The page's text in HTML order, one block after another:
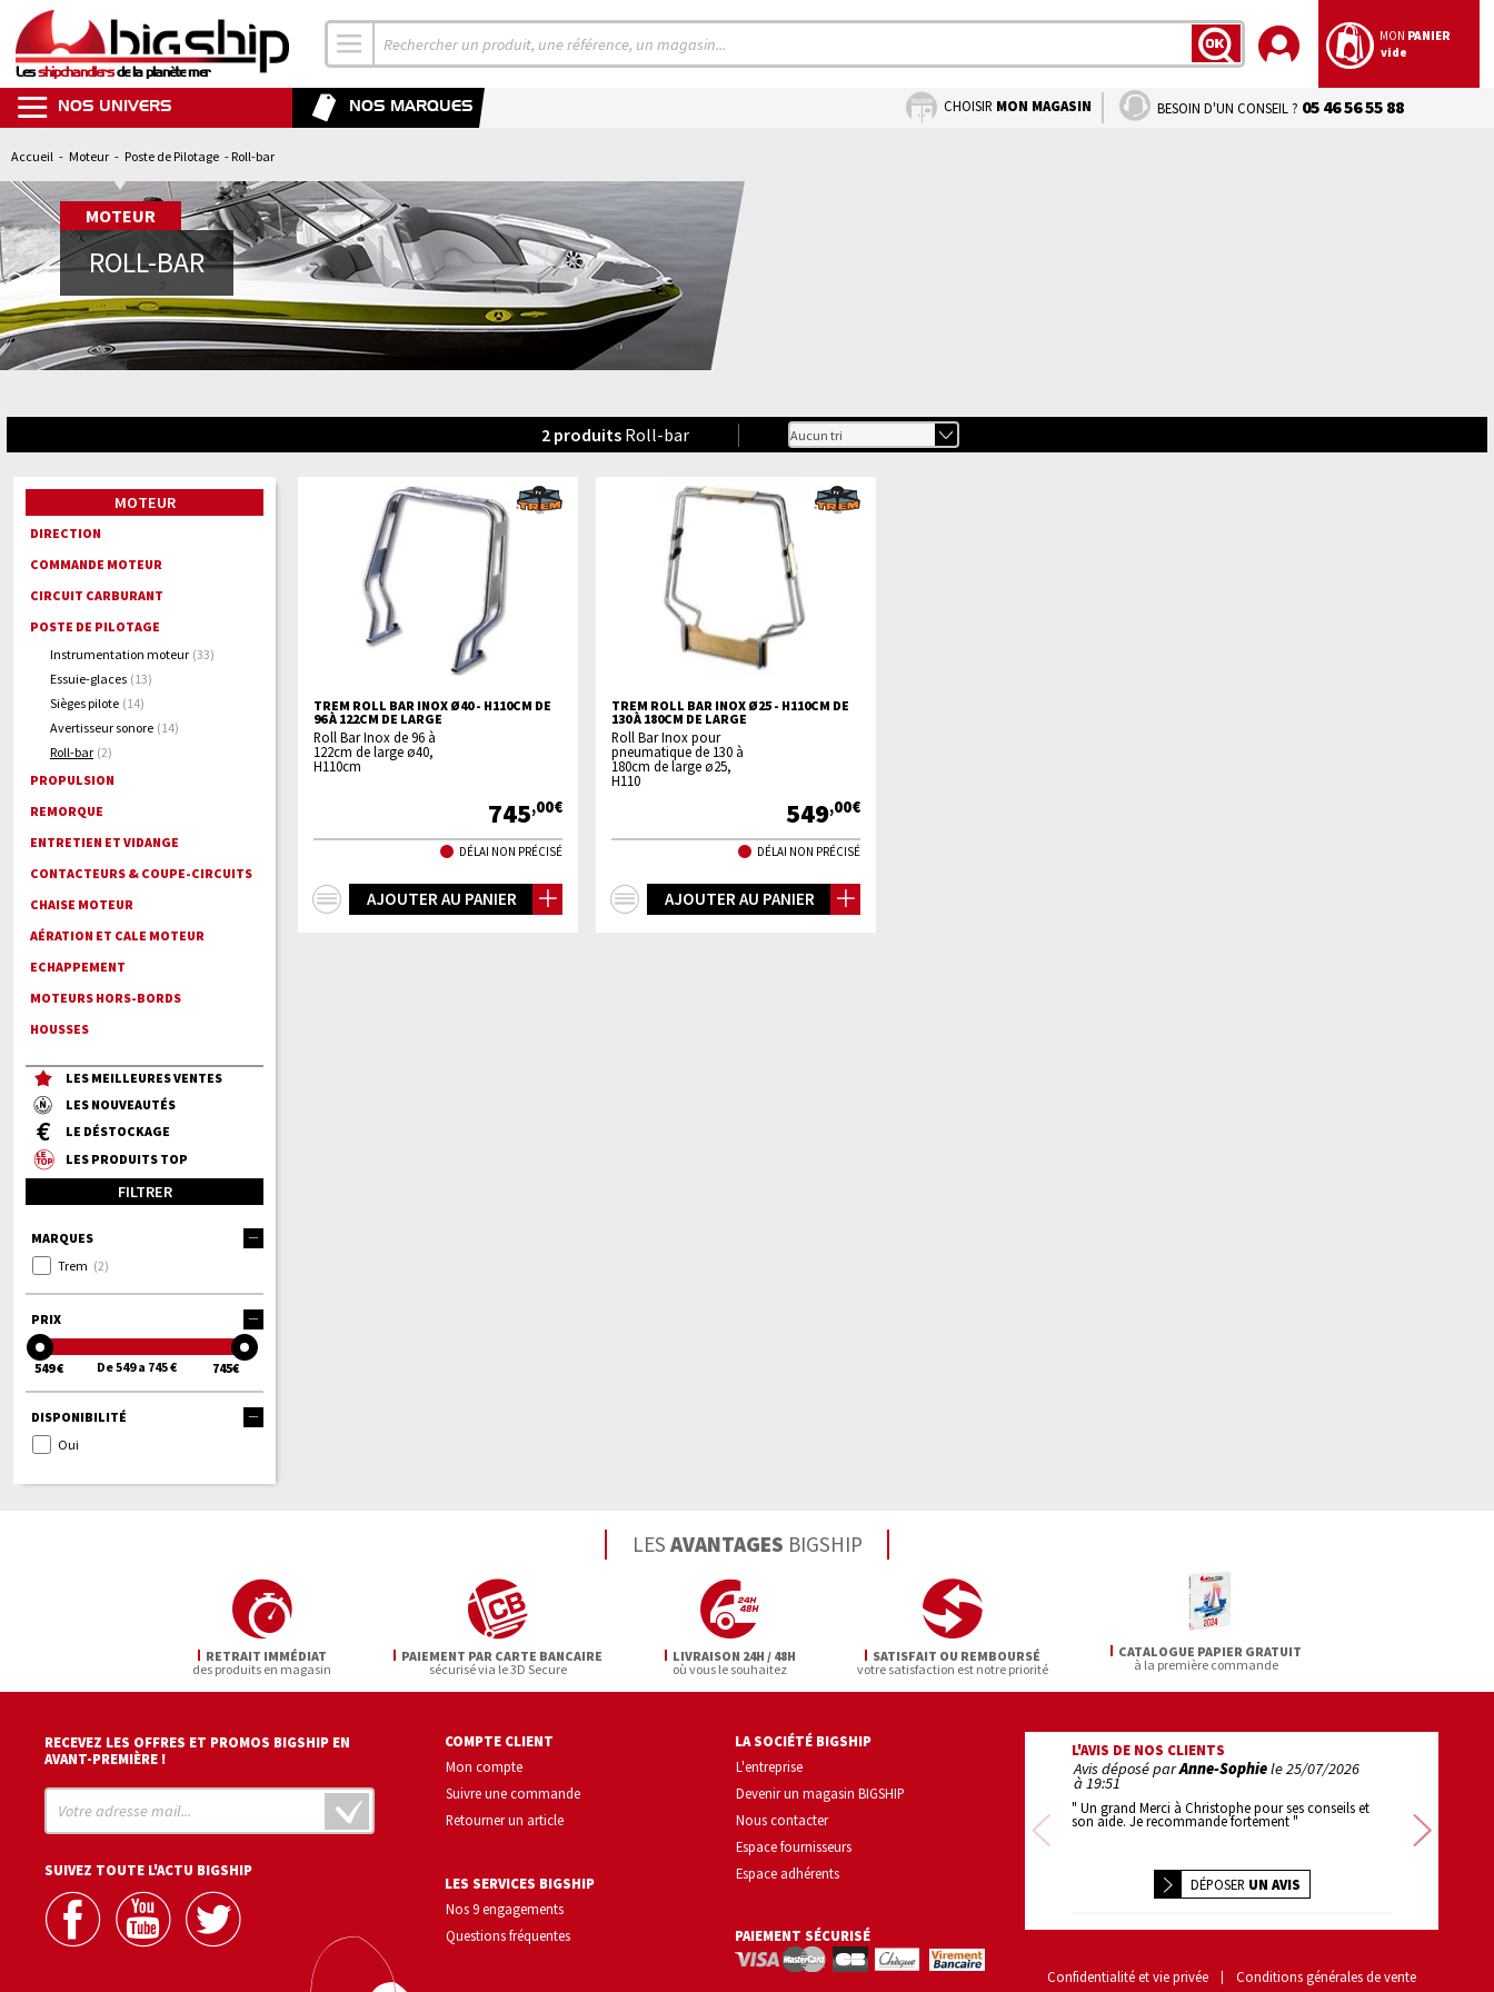
Lesshipchandlersde la planète mer
LANCER
MON PANIER
vide
NOS UNIVERS NOS MARQUES CHOISIR MON MAGASIN BESOIN D'UN CONSEIL ? 05 46 56 55 88
Accueil - Moteur - Poste de Pilotage - Roll-bar
MOTEUR
ROLL-BAR
2 produits Roll-bar
MOTEUR
DIRECTION
COMMANDE MOTEUR
CIRCUIT CARBURANT
POSTE DE PILOTAGE
Instrumentation moteur (33)
Essuie-glaces (13)
Sièges pilote (14)
Avertisseur sonore (14)
Roll-bar (2)
PROPULSION
REMORQUE
ENTRETIEN ET VIDANGE
CONTACTEURS & COUPE-CIRCUITS
CHAISE MOTEUR
AÉRATION ET CALE MOTEUR
ECHAPPEMENT
MOTEURS HORS-BORDS
HOUSSES
LES MEILLEURES VENTES
LES NOUVEAUTÉS
LE DÉSTOCKAGE
LES PRODUITS TOP
FILTRER
MARQUES
Trem (2)
PRIX
549 € 745€
De 549 a 745 €
DISPONIBILITÉ
Oui
TREM ROLL BAR INOX Ø40 - H110CM DE
96 À 122CM DE LARGE
Roll Bar Inox de 96 à
122cm de large ø40,
H110cm
745,00€
DÉLAI NON PRÉCISÉ
AJOUTER AU PANIER
TREM ROLL BAR INOX Ø25 - H110CM DE
130 À 180CM DE LARGE
Roll Bar Inox pour
pneumatique de 130 à
180cm de large ø25,
H110
549,00€
DÉLAI NON PRÉCISÉ
AJOUTER AU PANIER
LES AVANTAGES BIGSHIP
RETRAIT IMMÉDIAT
des produits en magasin
PAIEMENT PAR CARTE BANCAIRE
sécurisé via le 3D Secure
LIVRAISON 24H / 48H
où vous le souhaitez
SATISFAIT OU REMBOURSÉ
votre satisfaction est notre priorité
CATALOGUE PAPIER GRATUIT
à la première commande
RECEVEZ LES OFFRES ET PROMOS BIGSHIP EN
AVANT-PREMIÈRE !
SUIVEZ TOUTE L'ACTU BIGSHIP
COMPTE CLIENT
Mon compte
Suivre une commande
Retourner un article
LES SERVICES BIGSHIP
Nos 9 engagements
Questions fréquentes
LA SOCIÉTÉ BIGSHIP
L'entreprise
Devenir un magasin BIGSHIP
Nous contacter
Espace fournisseurs
Espace adhérents
PAIEMENT SÉCURISÉ
L'AVIS DE NOS CLIENTS
Précédente
Avis déposé parAnne-Sophiele25/07/2026
à 19:51
" Un grand Merci à Christophe pour ses conseils et
son aide. Je recommande fortement " efficace . bravo "
DÉPOSER UN AVIS
Confidentialité et vie privée Conditions générales de vente